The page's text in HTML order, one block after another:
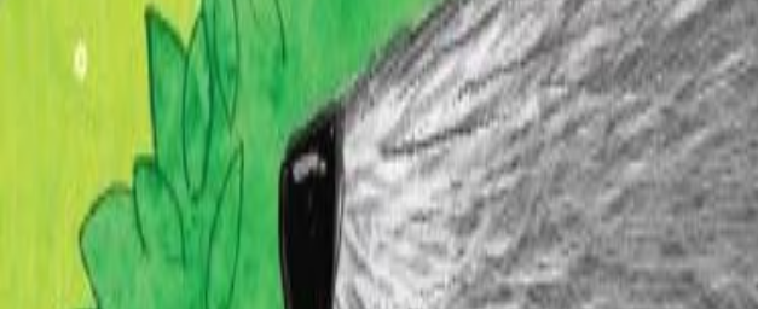
1 Audiobook
Audiobook ως συγγραφέας
Τα τρία γουρουνάκια
Grimm Brothers
Νίκος Μέλλος